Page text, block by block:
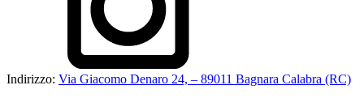
Indirizzo: Via Giacomo Denaro 24, – 89011 Bagnara Calabra (RC)